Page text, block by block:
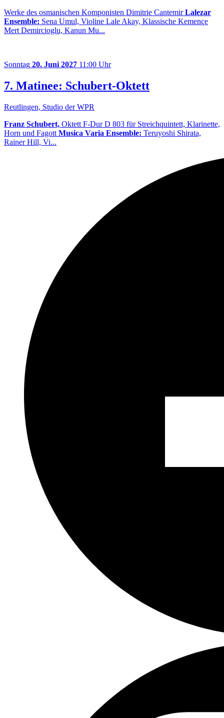
Werke des osmanischen Komponisten Dimitrie CantemirLalezar
Ensemble: Sena Umul, Violine Lale Akay, Klassische Kemençe
Mert Demircioglu, Kanun Mu...
Sonntag 20. Juni 2027 11:00 Uhr
7. Matinee: Schubert-Oktett
Reutlingen, Studio der WPR
Franz Schubert, Oktett F-Dur D 803 für Streichquintett, Klarinette,
Horn und Fagott Musica Varia Ensemble: Teruyoshi Shirata,
Rainer Hill, Vi...